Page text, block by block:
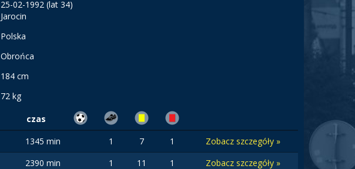
25-02-1992 (lat 34)
Jarocin
Polska
Obrońca
184 cm
72 kg
czas
1345 min 1 7 1
Zobacz szczegóły »
2390 min 1 11 1
Zobacz szczegóły »